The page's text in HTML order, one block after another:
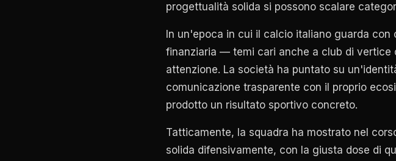
progettualità solida si possono scalare
In un'epoca in cui il calcio italiano guarda
finanziaria — temi cari anche a club di vertice
attenzione. La società ha puntato su
comunicazione trasparente con il proprio
prodotto un risultato sportivo concreto.
Tatticamente, la squadra ha mostrato nel
solida difensivamente, con la giusta dose di